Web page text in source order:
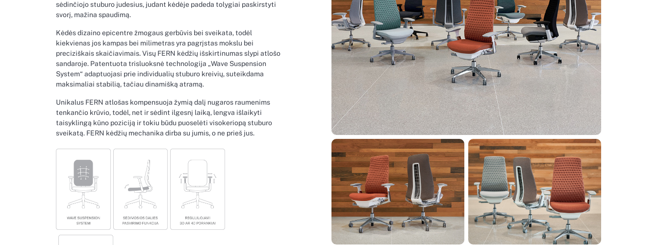
sėdinčiojo stuburo judesius, judant kėdėje padeda tolygiai paskirstyti
svorį, mažina spaudimą.
Kėdės dizaino epicentre žmogaus gerbūvis bei sveikata, todėl
kiekvienas jos kampas bei milimetras yra pagrįstas mokslu bei
preciziškais skaičiavimais. Visų FERN kėdžių išskirtinumas slypi atlošo
sandaroje. Patentuota trisluoksnė technologija „Wave Suspension
System“ adaptuojasi prie individualių stuburo kreivių, suteikdama
maksimaliai stabilią, tačiau dinamišką atramą.
Unikalus FERN atlošas kompensuoja žymią dalį nugaros raumenims
tenkančio krūvio, todėl, net ir sėdint ilgesnį laiką, lengva išlaikyti
taisyklingą kūno poziciją ir tokiu būdu puoselėti visokeriopą stuburo
sveikatą. FERN kėdžių mechanika dirba su jumis, o ne prieš jus.